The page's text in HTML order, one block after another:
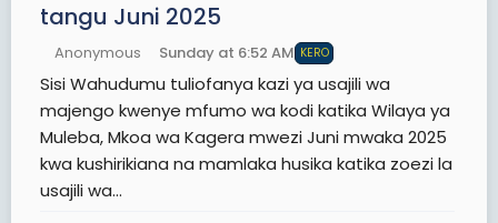
tangu Juni 2025
Anonymous Sunday at 6:52 AM KERO
Sisi Wahudumu tuliofanya kazi ya usajili wa
majengo kwenye mfumo wa kodi katika Wilaya ya
Muleba, Mkoa wa Kagera mwezi Juni mwaka 2025
kwa kushirikiana na mamlaka husika katika zoezi la
usajili wa...